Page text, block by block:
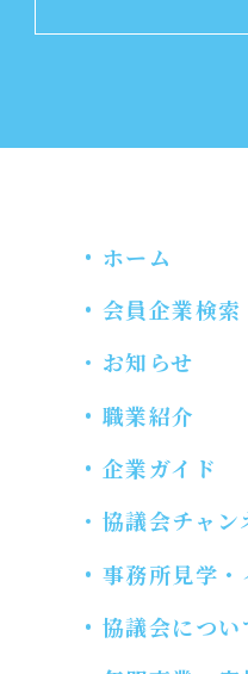
ホーム
会員企業検索
お知らせ
職業紹介
企業ガイド
協議会チャン
事務所見学
協議会につい